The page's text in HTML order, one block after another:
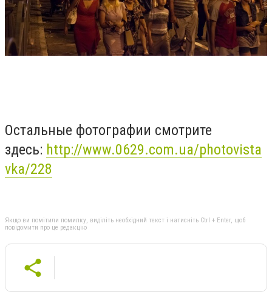
Остальные фотографии смотрите
здесь: http://www.0629.com.ua/photovista
vka/228
Якщо ви помітили помилку, виділіть необхідний текст і натисніть Ctrl + Enter, щоб
повідомити про це редакцію